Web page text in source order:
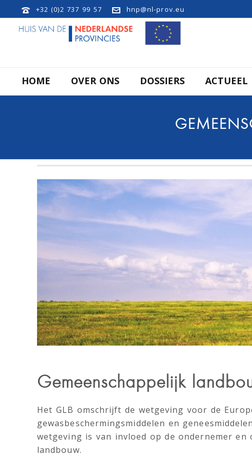
+32 (0)2 737 99 57 hnp@nl-prov.eu
HOME OVER ONS DOSSIERS ACTUEEL
Gemeenschappelijk
Het GLB omschrijft de wetgeving voor de
gewasbeschermingsmiddelen en
wetgeving is van invloed op de ondernemer
landbouw.